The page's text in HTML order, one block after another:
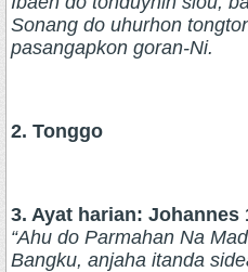
Sonang do uhurhon
pasangapkon goran-Ni.
2. Tonggo
3. Ayat harian: Johannes
“Ahu do Parmahan Na
Bangku, anjaha itanda